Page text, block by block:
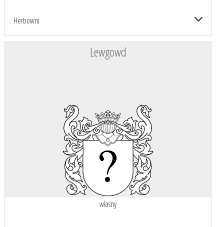
Herbowni
Lewgowd
własny